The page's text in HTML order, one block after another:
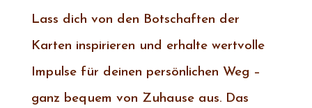
Lass dich von den Botschaften der
Karten inspirieren und erhalte wertvolle
Impulse für deinen persönlichen Weg –
ganz bequem von Zuhause aus. Das